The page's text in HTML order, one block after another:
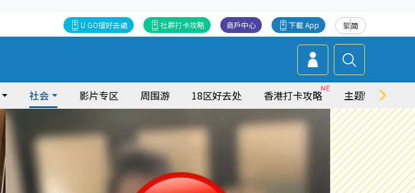
繁简
下載 App
商戶中心
社群打卡攻略
U GO搵好去處
社会 影片专区 周围游 18区好去处 香港打卡攻略 主题特集